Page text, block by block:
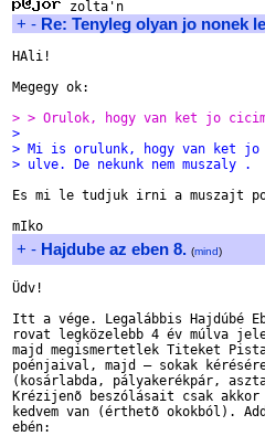
+ - Re: Tenyleg olyan jo nonek
HAli!
Megegy ok:
> > Orulok, hogy van ket jo
>
> Mi is orulunk, hogy van ket
> ulve. De nekunk nem muszaly .
Es mi le tudjuk irni a muszajt
+ - Hajdube az eben 8. (mind)
Üdv!
Itt a vége. Legalábbis Hajdúbé
rovat legközelebb 4 év múlva
majd megismertetlek Titeket
poénjaival, majd – sokak
(kosárlabda, pályakerékpár,
Krézijenõ beszólásait csak akkor
kedvem van (érthetõ okokból).
ebén: